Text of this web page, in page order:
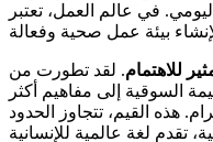
في عالم العمل، تعتبر
للاهتمام. لقد تطورت من
السوقية إلى مفاهيم أكثر
هذه القيم، تتجاوز الحدود